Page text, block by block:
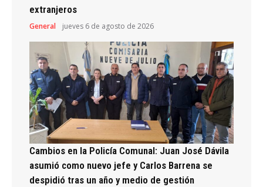
extranjeros
General jueves 6 de agosto de 2026
Cambios en la Policía Comunal: Juan José Dávila
asumió como nuevo jefe y Carlos Barrena se
despidió tras un año y medio de gestión